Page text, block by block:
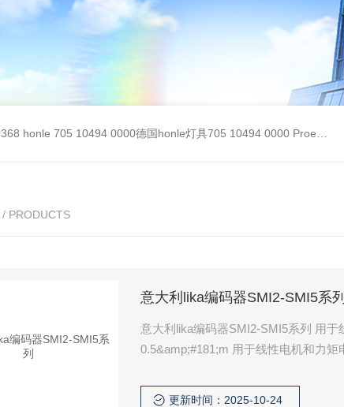
honle 705 10494 0000德国honle灯具705 10494 0000 Proemion wireless 4001德国Proemion模块CANlink wireless 4001
/ PRODUCTS
意大利lika编码器SMI2-SMI5系列
意大利lika编码器SMI2-SMI5系列 用
0.5&amp;#181;m 用于线性电机和力矩
更新时间：2025-10-24